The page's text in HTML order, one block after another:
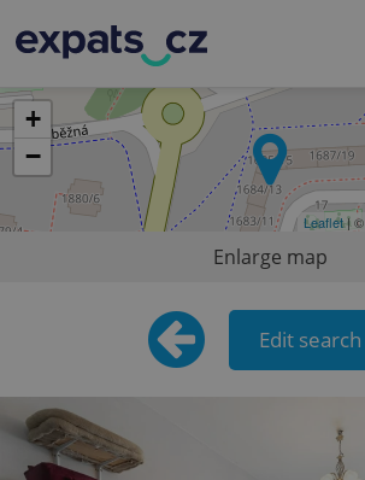
+
−
Leaflet| ©
Enlarge map
Edit search